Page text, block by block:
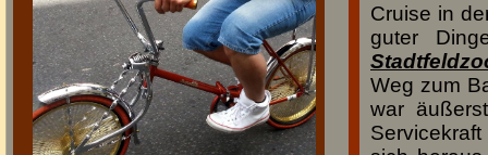
Cruise in
guter
Weg zum
war